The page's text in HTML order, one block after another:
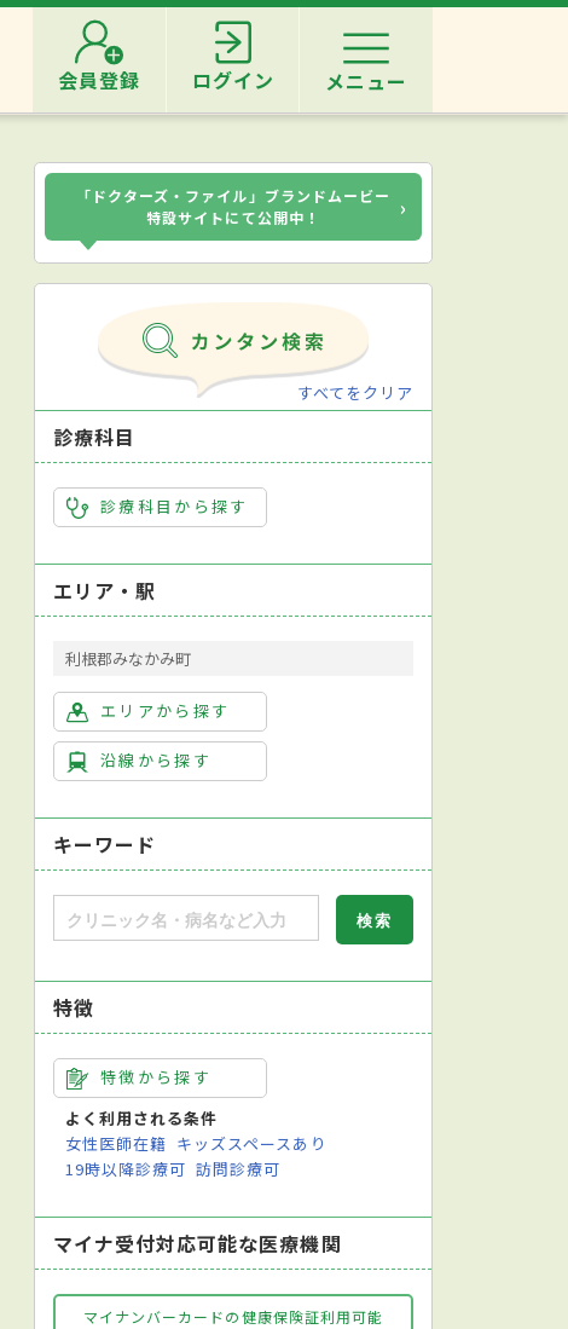
会員登録 ログイン メニュー
「ドクターズ・ファイル」ブランドムービー
特設サイトにて公開中！
›
すべてをクリア
診療科目
診療科目から探す
エリア・駅
利根郡みなかみ町
エリアから探す
沿線から探す
キーワード
特徴
特徴から探す
よく利用される条件
女性医師在籍 キッズスペースあり
19時以降診療可 訪問診療可
マイナ受付対応可能な医療機関
マイナンバーカードの健康保険証利用可能